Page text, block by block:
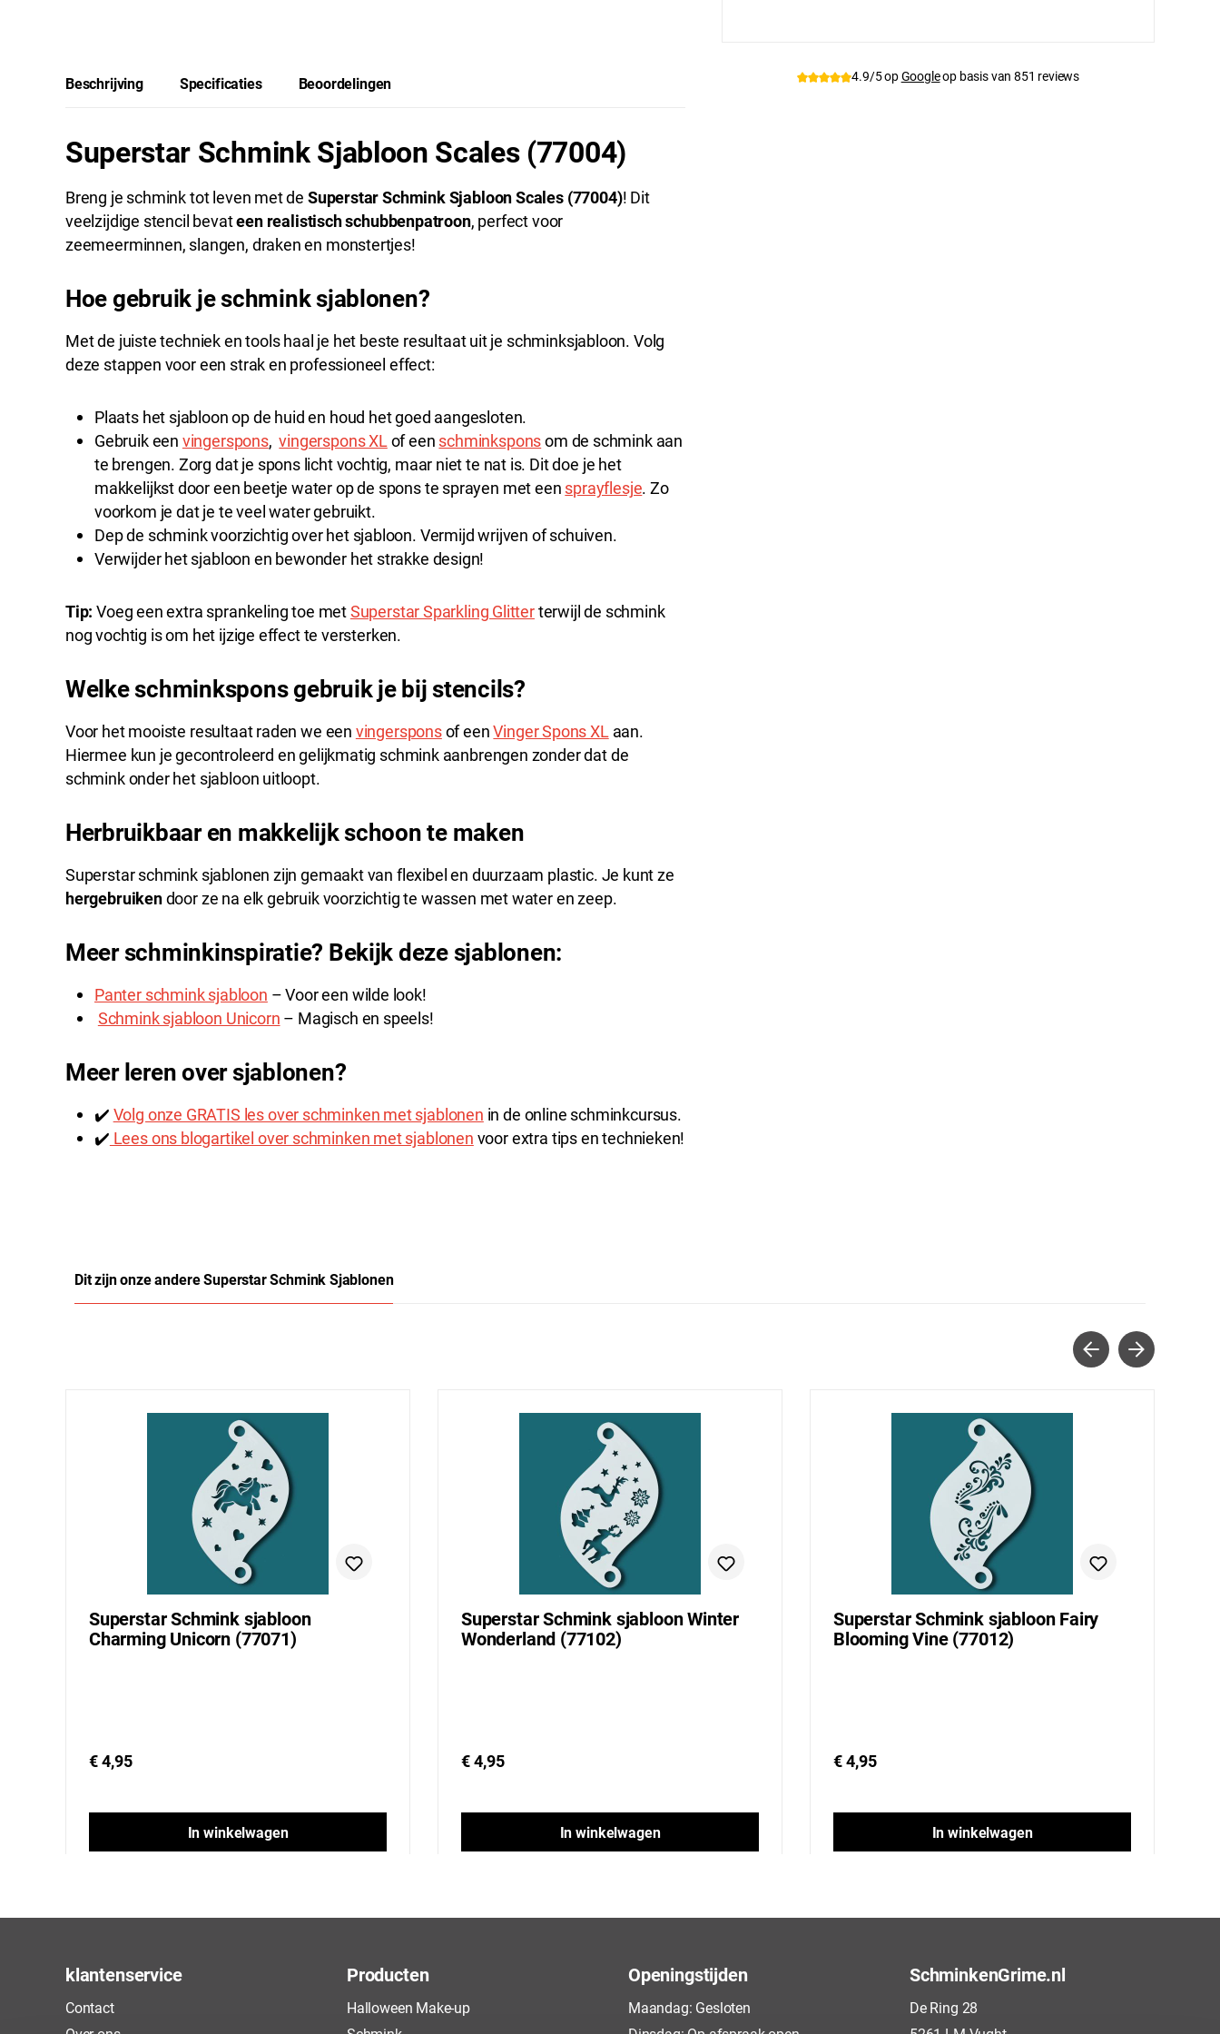
4.9/5 opGoogleop basis van 851 reviews
Beschrijving Specificaties Beoordelingen
Superstar Schmink Sjabloon Scales (77004)
Breng je schmink tot leven met de Superstar Schmink Sjabloon Scales (77004)! Dit
veelzijdige stencil bevateen realistisch schubbenpatroon, perfect voor
zeemeerminnen, slangen, draken en monstertjes!
Hoe gebruik je schmink sjablonen?
Met de juiste techniek en tools haal je het beste resultaat uit je schminksjabloon. Volg
deze stappen voor een strak en professioneel effect:
Plaats het sjabloon op de huid en houd het goed aangesloten.
Gebruik een vingerspons,vingerspons XLof een schminksponsom de schmink aan
te brengen. Zorg dat je spons licht vochtig, maar niet te nat is. Dit doe je het
makkelijkst door een beetje water op de spons te sprayen met een sprayflesje. Zo
voorkom je dat je te veel water gebruikt.
Dep de schmink voorzichtig over het sjabloon. Vermijd wrijven of schuiven.
Verwijder het sjabloon en bewonder het strakke design!
Tip: Voeg een extra sprankeling toe metSuperstar Sparkling Glitterterwijl de schmink
nog vochtig is om het ijzige effect te versterken.
Welke schminkspons gebruik je bij stencils?
Voor het mooiste resultaat raden we een vingersponsof eenVinger Spons XLaan.
Hiermee kun je gecontroleerd en gelijkmatig schmink aanbrengen zonder dat de
schmink onder het sjabloon uitloopt.
Herbruikbaar en makkelijk schoon te maken
Superstar schmink sjablonen zijn gemaakt van flexibel en duurzaam plastic. Je kunt ze
hergebruikendoor ze na elk gebruik voorzichtig te wassen met water en zeep.
Meer schminkinspiratie? Bekijk deze sjablonen:
Panter schmink sjabloon – Voor een wilde look!
Schmink sjabloon Unicorn – Magisch en speels!
Meer leren over sjablonen?
✔️ Volg onze GRATIS les over schminken met sjablonen in de online schminkcursus.
✔️ Lees ons blogartikel over schminken met sjablonen voor extra tips en technieken!
Dit zijn onze andere Superstar Schmink Sjablonen
Superstar Schmink sjabloon
Charming Unicorn (77071)
€ 4,95
In winkelwagen
Superstar Schmink sjabloon Winter
Wonderland (77102)
€ 4,95
In winkelwagen
Superstar Schmink sjabloon Fairy
Blooming Vine (77012)
€ 4,95
In winkelwagen
klantenservice
Contact
Producten
Halloween Make-up
Openingstijden
Maandag: Gesloten
SchminkenGrime.nl
De Ring 28